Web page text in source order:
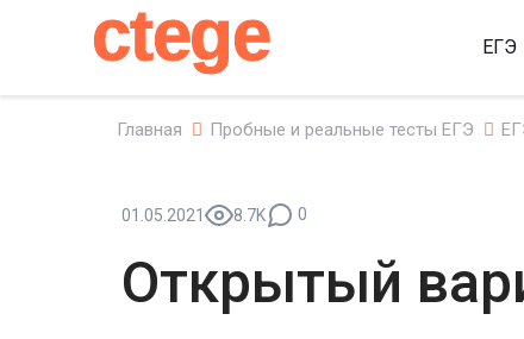
ctege ЕГЭ
Главная Пробные и реальные тесты ЕГЭ
01.05.2021 8.7K 0
Открытый